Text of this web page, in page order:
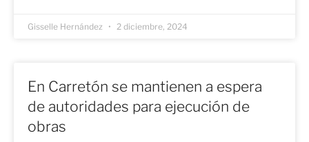
Gisselle Hernández 2 diciembre, 2024
En Carretón se mantienen a espera
de autoridades para ejecución de
obras